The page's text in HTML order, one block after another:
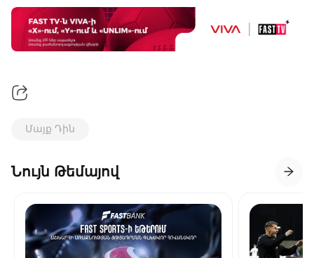
Մայք Դին
Նույն Թեմայով